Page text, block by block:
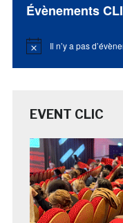
Évènements
Notice Il n’y a pas
EVENT CLIC